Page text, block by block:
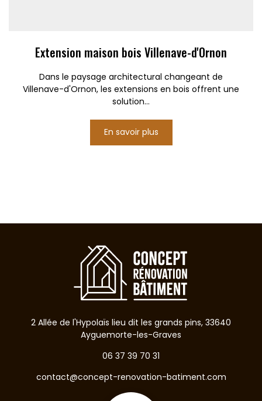
Extension maison bois Villenave-d'Ornon
Dans le paysage architectural changeant de
Villenave-d'Ornon, les extensions en bois offrent une
solution...
En savoir plus
2 Allée de l'Hypolaïs lieu dit les grands pins, 33640
Ayguemorte-les-Graves
06 37 39 70 31
contact@concept-renovation-batiment.com